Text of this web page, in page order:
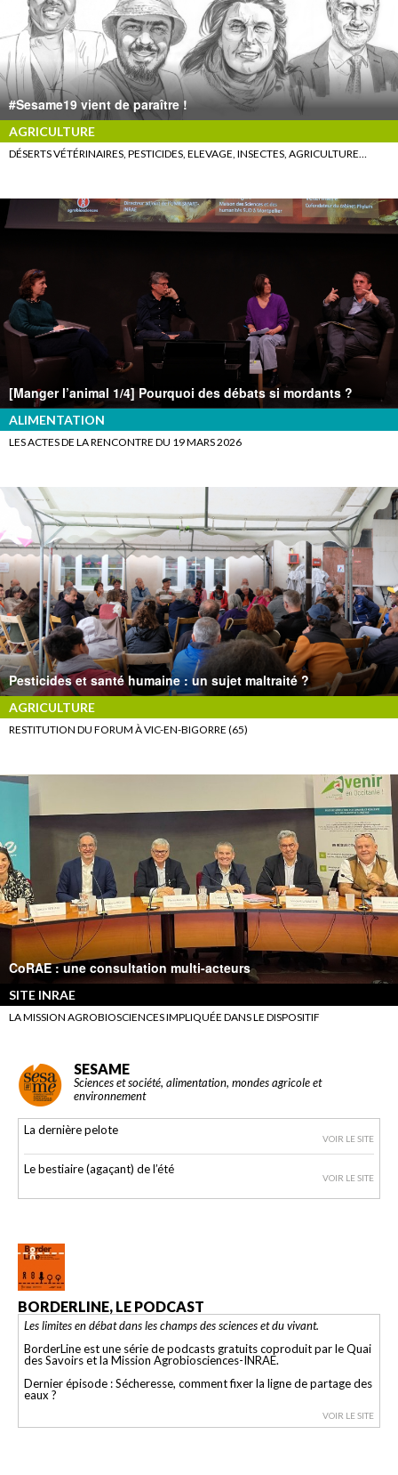
#Sesame19 vient de paraître !
AGRICULTURE
DÉSERTS VÉTÉRINAIRES, PESTICIDES, ELEVAGE, INSECTES, AGRICULTURE…
[Manger l’animal 1/4] Pourquoi des débats si mordants ?
ALIMENTATION
LES ACTES DE LA RENCONTRE DU 19 MARS 2026
Pesticides et santé humaine : un sujet maltraité ?
AGRICULTURE
RESTITUTION DU FORUM À VIC-EN-BIGORRE (65)
CoRAE : une consultation multi-acteurs
SITE INRAE
LA MISSION AGROBIOSCIENCES IMPLIQUÉE DANS LE DISPOSITIF
SESAME
Sciences et société, alimentation, mondes agricole et
environnement
La dernière pelote
VOIR LE SITE
Le bestiaire (agaçant) de l’été
VOIR LE SITE
BORDERLINE, LE PODCAST
Les limites en débat dans les champs des sciences et du vivant.
BorderLine est une série de podcasts gratuits coproduit par le Quai
des Savoirs et la Mission Agrobiosciences-INRAE.
Dernier épisode : Sécheresse, comment fixer la ligne de partage des
eaux ?
VOIR LE SITE